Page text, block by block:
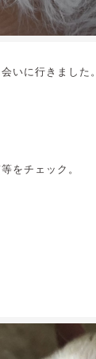
いに行きました。
をチェック。